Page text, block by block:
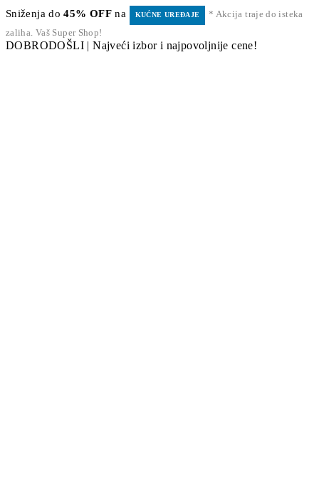
Sniženja do45% OFF na KUĆNE UREĐAJE
* Akcija traje do isteka
zaliha. Vaš Super Shop!
DOBRODOŠLI | Najveći izbor i najpovoljnije cene!